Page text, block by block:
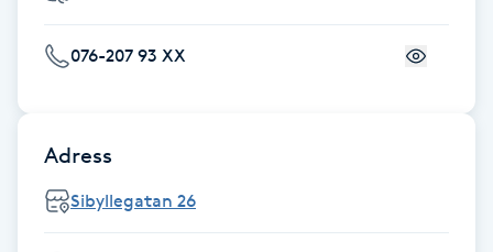
Fettreducering
Fibromassage
076-207 93 XX
Adress
Sibyllegatan 26